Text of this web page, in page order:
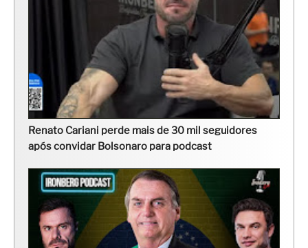
Renato Cariani perde mais de 30 mil seguidores
após convidar Bolsonaro para podcast